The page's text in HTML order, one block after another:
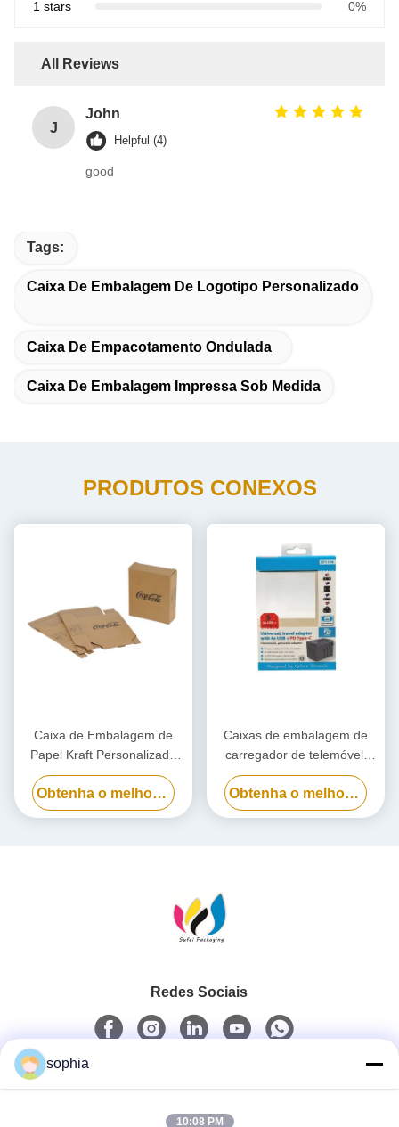
1 stars
0%
All Reviews
J
John
Helpful (4)
good
Tags:
Caixa De Embalagem De Logotipo Personalizado
Caixa De Empacotamento Ondulada
Caixa De Embalagem Impressa Sob Medida
PRODUTOS CONEXOS
Caixa de Embalagem de
Papel Kraft Personalizada
com Impressão Preta, Caixa
de Papelão Ecológica
Obtenha o melhor preço
Caixas de embalagem de
carregador de telemóvel,
Caixa de embalagem de
banco de energia
biodegradável personalizada
Obtenha o melhor preço
Redes Sociais
sophia
10:08 PM